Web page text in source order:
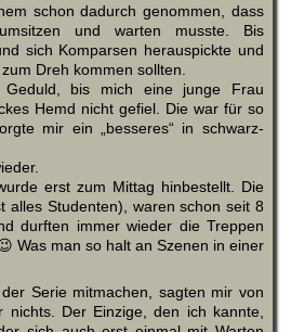
schon dadurch genommen, dass
und warten musste. Bis
sich Komparsen herauspickte und
Dreh kommen sollten.
bis mich eine junge Frau
Hemd nicht gefiel. Die war für so
mir ein „besseres“ in schwarz-
erst zum Mittag hinbestellt. Die
alles Studenten), waren schon seit 8
durften immer wieder die Treppen
Was man so halt an Szenen in einer
Serie mitmachen, sagten mir von
Der Einzige, den ich kannte,